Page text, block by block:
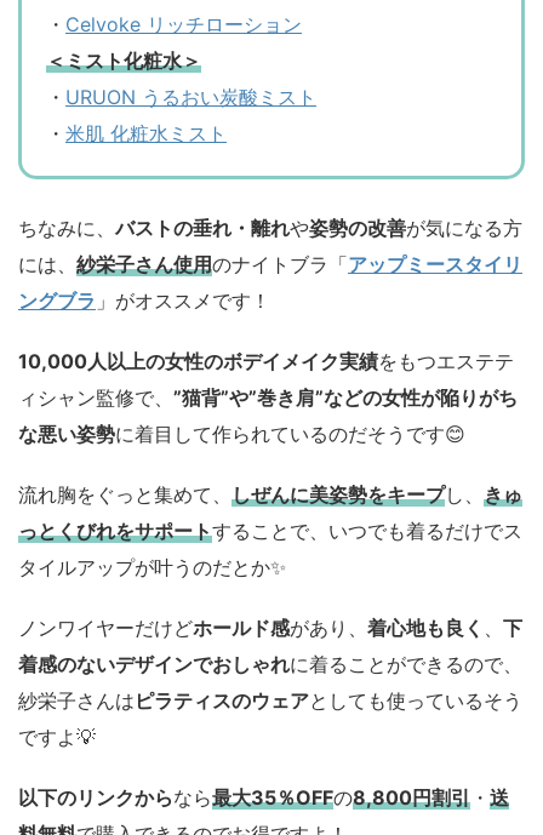
・ Celvoke リッチローション
＜ミスト化粧水＞
・ URUON うるおい炭酸ミスト
・ 米肌 化粧水ミスト
ちなみに、バストの垂れ・離れや姿勢の改善が気になる方
には、 紗栄子さん使用のナイトブラ「アップミースタイリ
ングブラ 」がオススメです！
10,000人以上の女性のボデイメイク実績をもつエステテ
ィシャン監修で、 ”猫背”や”巻き肩”などの女性が陥りがち
な悪い姿勢に着目して作られているのだそうです😊
流れ胸をぐっと集めて、 しぜんに美姿勢をキープし、 きゅ
っとくびれをサポートすることで、いつでも着るだけでス
タイルアップが叶うのだとか✨
ノンワイヤーだけどホールド感があり、 着心地も良く
下
着感のないデザインでおしゃれに着ることができるので、
紗栄子さんは ピラティスのウェアとしても使っているそう
ですよ💡
以下のリンクからなら最大35％OFFの8,800円割引 ・ 送